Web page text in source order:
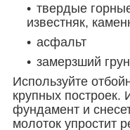
твердые
известняк,
асфальт
замерзший
Используйте
крупных построек.
фундамент и
молоток упростит